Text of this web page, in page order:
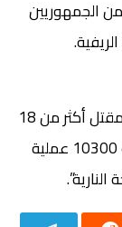
من الجمهوريين
وأسفر العنف الناجم عن الأسلحة النارية عن مقتل أكثر من 18
ألف شخص حتى الآن عام 2022، بما في ذلك 10300 عملية